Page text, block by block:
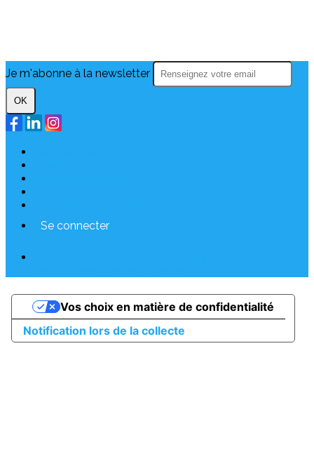
Je m'abonne à la newsletter
OK
Se connecter
Notification lors de la collecte
Vos choix en matière de confidentialité